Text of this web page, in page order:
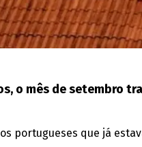
o mês de setembro
portugueses que já